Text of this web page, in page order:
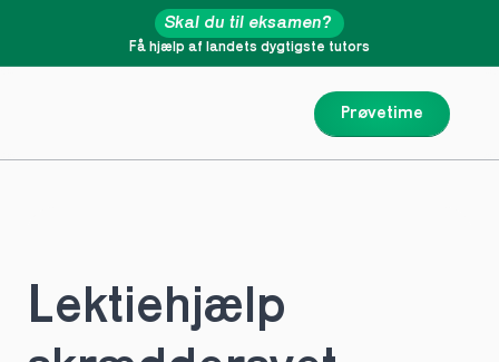
Prøvetime
Få hjælp af landets dygtigste tutors
Skal du til eksamen?
Lektiehjælp